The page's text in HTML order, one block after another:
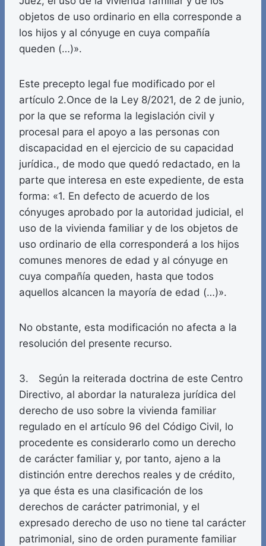
objetos de uso ordinario en ella corresponde a
los hijos y al cónyuge en cuya compañía
queden (…)».
Este precepto legal fue modificado por el
artículo 2.Once de la Ley 8/2021, de 2 de junio,
por la que se reforma la legislación civil y
procesal para el apoyo a las personas con
discapacidad en el ejercicio de su capacidad
jurídica., de modo que quedó redactado, en la
parte que interesa en este expediente, de esta
forma: «1. En defecto de acuerdo de los
cónyuges aprobado por la autoridad judicial, el
uso de la vivienda familiar y de los objetos de
uso ordinario de ella corresponderá a los hijos
comunes menores de edad y al cónyuge en
cuya compañía queden, hasta que todos
aquellos alcancen la mayoría de edad (…)».
No obstante, esta modificación no afecta a la
resolución del presente recurso.
3. Según la reiterada doctrina de este Centro
Directivo, al abordar la naturaleza jurídica del
derecho de uso sobre la vivienda familiar
regulado en el artículo 96 del Código Civil, lo
procedente es considerarlo como un derecho
de carácter familiar y, por tanto, ajeno a la
distinción entre derechos reales y de crédito,
ya que ésta es una clasificación de los
derechos de carácter patrimonial, y el
expresado derecho de uso no tiene tal carácter
patrimonial, sino de orden puramente familiar